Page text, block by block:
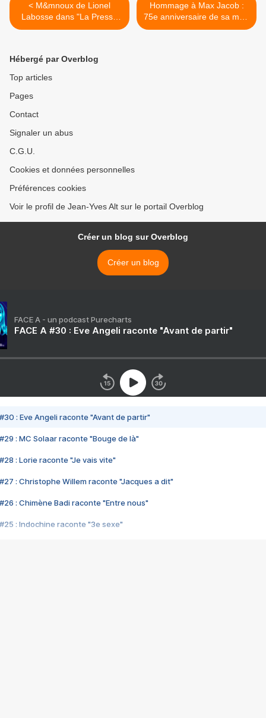
< M&mnoux de Lionel
Labosse dans "La Presse
de Vesoul"
Hommage à Max Jacob :
75e anniversaire de sa mort
>
Hébergé par Overblog
Top articles
Pages
Contact
Signaler un abus
C.G.U.
Cookies et données personnelles
Préférences cookies
Voir le profil de Jean-Yves Alt sur le portail Overblog
Créer un blog sur Overblog
Créer un blog
FACE A - un podcast Purecharts
FACE A #30 : Eve Angeli raconte "Avant de partir"
#30 : Eve Angeli raconte "Avant de partir"
#29 : MC Solaar raconte "Bouge de là"
#28 : Lorie raconte "Je vais vite"
#27 : Christophe Willem raconte "Jacques a dit"
#26 : Chimène Badi raconte "Entre nous"
#25 : Indochine raconte "3e sexe"